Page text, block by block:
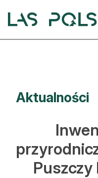
Artykuły
Hodowla lasu
Ochrona lasu
Nowe
Aktualności
Puszczy